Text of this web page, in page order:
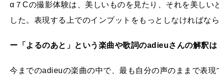
α７Cの撮影体験は、美しいものを見たり、それを美し
した。表現する上でのインプットをもっとしなければな
ー「よるのあと」という楽曲や歌詞のadieuさんの解釈は
今までのadieuの楽曲の中で、最も自分の声のままで表